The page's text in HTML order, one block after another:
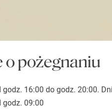
o pożegnaniu
godz. 16:00 do godz. 20:00.
godz. 09:00